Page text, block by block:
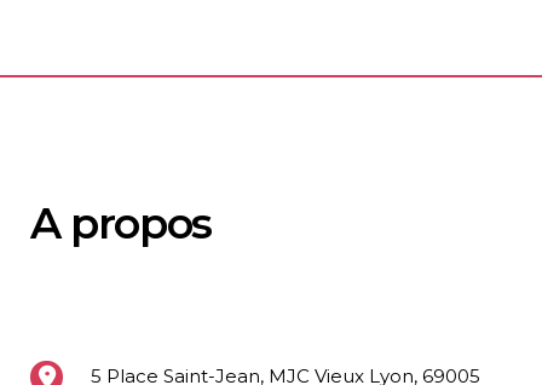
A propos
5 Place Saint-Jean, MJC Vieux Lyon, 69005